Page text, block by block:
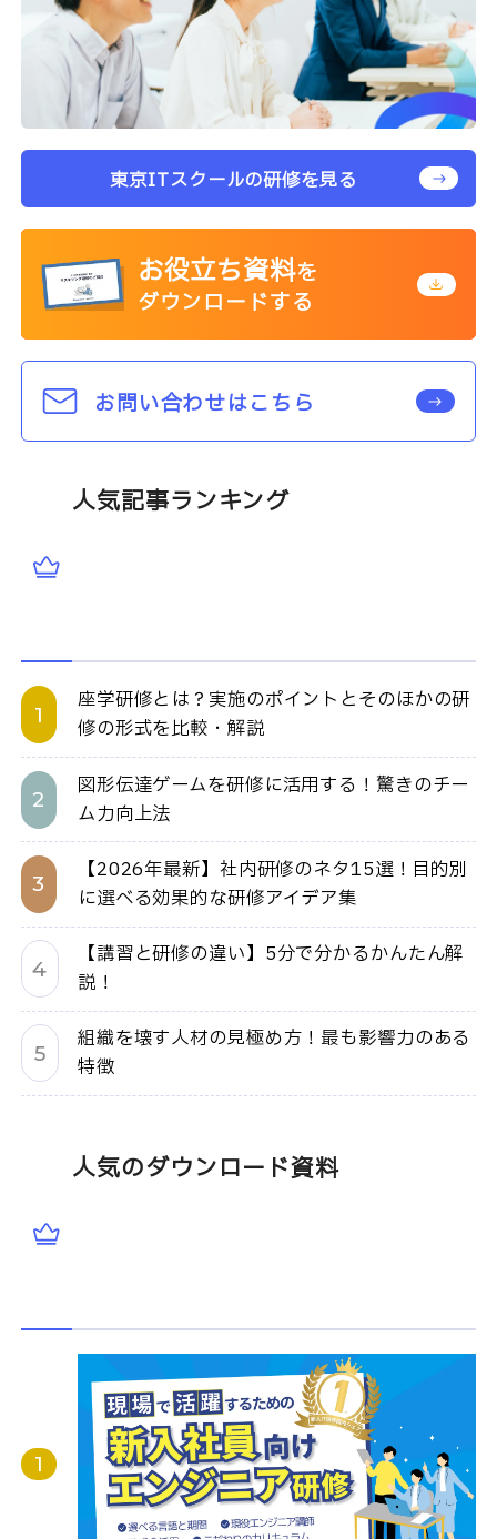
東京ITスクールの研修を見る
お役立ち資料を
ダウンロードする
お問い合わせはこちら
人気記事ランキング
座学研修とは？実施のポイントとそのほかの研
修の形式を比較・解説
図形伝達ゲームを研修に活用する！驚きのチー
ム力向上法
【2026年最新】社内研修のネタ15選！目的別
に選べる効果的な研修アイデア集
【講習と研修の違い】5分で分かるかんたん解
説！
組織を壊す人材の見極め方！最も影響力のある
特徴
人気のダウンロード資料